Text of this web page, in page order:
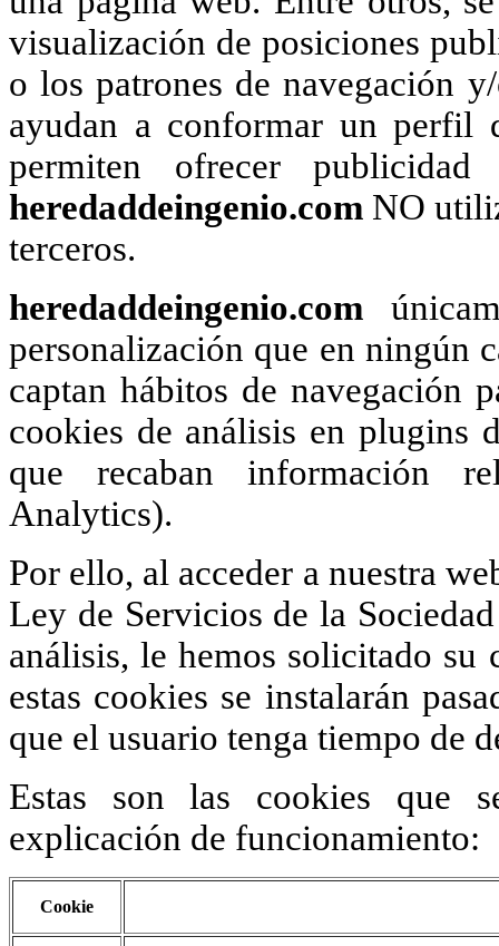
visualización de posiciones
o los patrones de navegación
ayudan a conformar un perfil
permiten ofrecer
heredaddeingenio.com NO
terceros.
heredaddeingenio.com
personalización que en ningún
captan hábitos de navegación
cookies de análisis en plugins
que recaban información
Analytics).
Por ello, al acceder a nuestra
Ley de Servicios de la
análisis, le hemos solicitado su
estas cookies se instalarán
que el usuario tenga tiempo de
Estas son las cookies que
explicación de funcionamiento:
Cookie